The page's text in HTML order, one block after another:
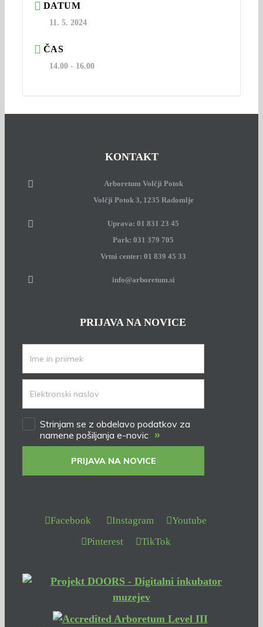
DATUM
11. 5. 2024
ČAS
14.00 - 16.00
KONTAKT
Arboretum Volčji Potok
Volčji Potok 3, 1235 Radomlje
Uprava: 01 831 23 45
Park: 031 379 705
Vrtni center: 01 839 45 33
info@arboretum.si
PRIJAVA NA NOVICE
Strinjam se z obdelavo podatkov za
namene pošiljanja e-novic »
PRIJAVA NA NOVICE
Facebook Instagram
Youtube
Pinterest
TikTok